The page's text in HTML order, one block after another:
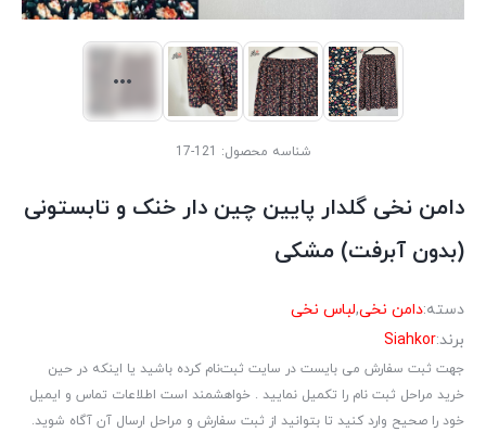
شناسه محصول: 121-17
دامن نخی گلدار پایین چین دار خنک و تابستونی
(بدون آبرفت) مشکی
دسته:دامن نخی,لباس نخی
برند:Siahkor
جهت ثبت سفارش می بایست در سایت ثبت‌نام کرده باشید یا اینکه در حین
خرید مراحل ثبت نام را تکمیل نمایید . خواهشمند است اطلاعات تماس و ایمیل
خود را صحیح وارد کنید تا بتوانید از ثبت سفارش و مراحل ارسال آن آگاه شوید.